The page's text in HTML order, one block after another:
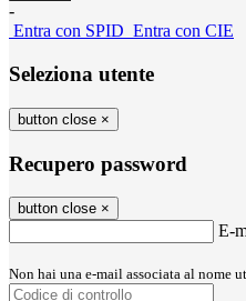
-
Entra con SPID Entra con CIE
Seleziona utente
button close ×
Recupero password
button close ×
E-
Non hai una e-mail associata al nome